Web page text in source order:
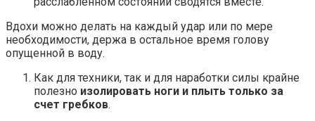
Вдохи можно делать на каждый удар или по мере
необходимости, держа в остальное время голову
опущенной в воду.
Как для техники, так и для наработки силы крайне
полезно изолировать ноги и плыть только за
счет гребков.